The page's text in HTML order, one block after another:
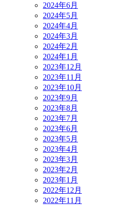
2024年6月
2024年5月
2024年4月
2024年3月
2024年2月
2024年1月
2023年12月
2023年11月
2023年10月
2023年9月
2023年8月
2023年7月
2023年6月
2023年5月
2023年4月
2023年3月
2023年2月
2023年1月
2022年12月
2022年11月